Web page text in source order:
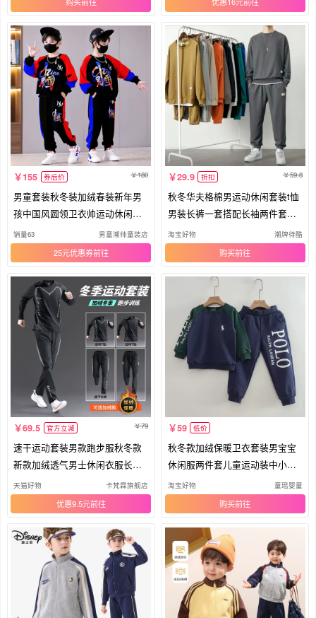
155 券后价 180
男童套装秋冬装加绒春装新年男
孩中国风圆领卫衣帅运动休闲两
件套
销量63 男童潮帅童装店
25元优惠券
29.9 折扣 59.8
秋冬华夫格棉男运动休闲套装t恤
男装长裤一套搭配长袖两件套多
色
淘宝好物 潮牌待酷
购买
69.5 官方立减 79
速干运动套装男款跑步服秋冬款
新款加绒透气男士休闲衣服长裤
秋季
天猫好物 卡梵霖旗舰店
优惠9.5元
59 低价
秋冬款加绒保暖卫衣套装男宝宝
休闲服两件套儿童运动装中小童
装厚
淘宝好物 童瑶婴童
购买